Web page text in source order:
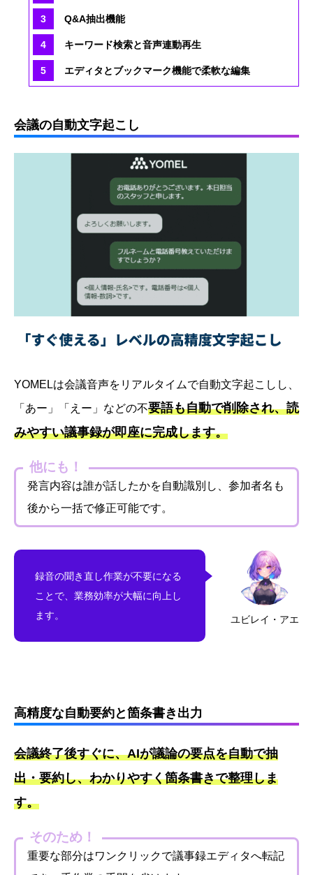
Q&A抽出機能
キーワード検索と音声連動再生
エディタとブックマーク機能で柔軟な編集
会議の自動文字起こし
YOMELは会議音声をリアルタイムで自動文字起こしし、
「あー」「えー」などの不要語も自動で削除され、読
みやすい議事録が即座に完成します。
他にも！
発言内容は誰が話したかを自動識別し、参加者名も
後から一括で修正可能です。
ユビレイ・アエ
録音の聞き直し作業が不要になる
ことで、業務効率が大幅に向上し
ます。
高精度な自動要約と箇条書き出力
会議終了後すぐに、AIが議論の要点を自動で抽
出・要約し、わかりやすく箇条書きで整理しま
す。
そのため！
重要な部分はワンクリックで議事録エディタへ転記